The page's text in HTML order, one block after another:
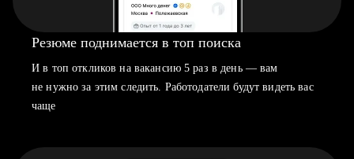
Резюме поднимается в топ поиска
И в топ откликов на вакансию 5 раз в день — вам
не нужно за этим следить. Работодатели будут видеть вас
чаще